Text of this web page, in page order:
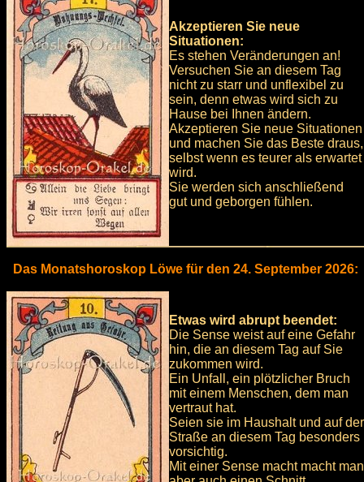
Akzeptieren Sie neue
Situationen:
Es stehen Veränderungen an!
Versuchen Sie an diesem Tag
nicht zu starr und unflexibel zu
sein, denn etwas wird sich zu
Hause bei Ihnen ändern.
Akzeptieren Sie neue Situationen
und machen Sie das Beste draus,
selbst wenn es teurer als erwartet
wird.
Sie werden sich anschließend
gut und geborgen fühlen.
Das Monatshoroskop Löwe für den 24. September 2026:
Etwas wird abrupt beendet:
Die Sense weist auf eine Gefahr
hin, die an diesem Tag auf Sie
zukommen wird.
Ein Unfall, ein plötzlicher Bruch
mit einem Menschen, dem man
vertraut hat.
Seien sie im Haushalt und auf der
Straße an diesem Tag besonders
vorsichtig.
Mit einer Sense macht macht man